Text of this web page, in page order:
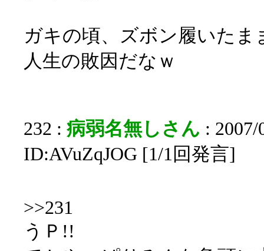
ガキの頃、ズボン履いた
人生の敗因だなｗ
232 : 病弱名無しさん :
ID:AVuZqJOG [1/1回発言]
>>231
うＰ!!